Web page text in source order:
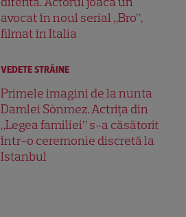
avocat în noul serial „Bro”,
filmat în Italia
VEDETE STRĂINE
Primele imagini de la nunta
Damlei Sönmez. Actrița din
„Legea familiei” s-a căsătorit
într-o ceremonie discretă la
Istanbul